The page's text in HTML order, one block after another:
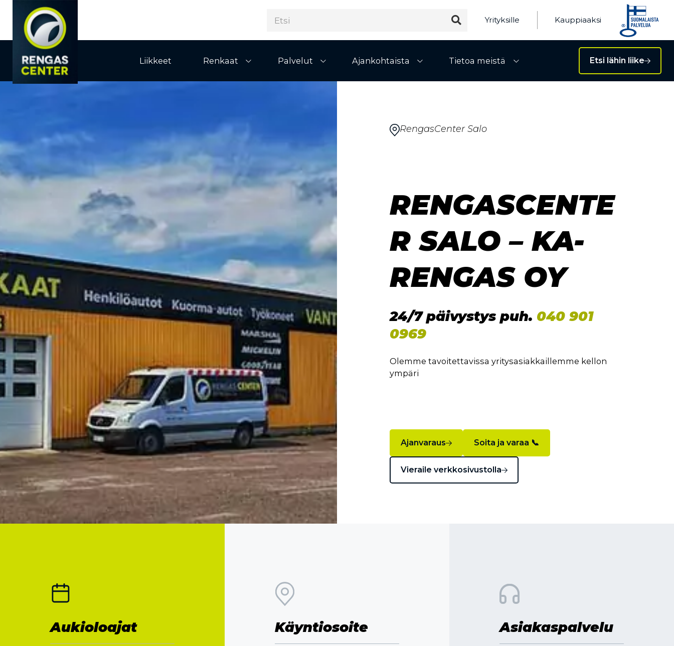
Yrityksille Kauppiaaksi
Liikkeet Renkaat
Avaa alivalikko
Palvelut
Avaa alivalikko
Ajankohtaista
Avaa alivalikko
Tietoa meistä Etsi lähin liike
RengasCenter Salo
RENGASCENTE
R SALO – KA-
RENGAS OY
24/7 päivystys puh. 040 901
0969
Olemme tavoitettavissa yritysasiakkaillemme kellon
ympäri
Ajanvaraus Soita ja varaa 📞
Vieraile verkkosivustolla
Aukioloajat Käyntiosoite Asiakaspalvelu